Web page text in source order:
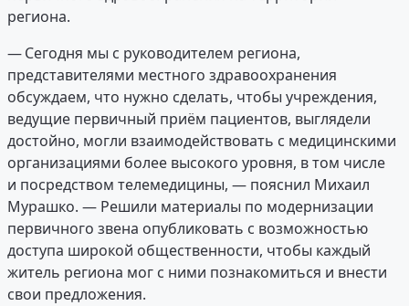
региона.
— Сегодня мы с руководителем региона,
представителями местного здравоохранения
обсуждаем, что нужно сделать, чтобы учреждения,
ведущие первичный приём пациентов, выглядели
достойно, могли взаимодействовать с медицинскими
организациями более высокого уровня, в том числе
и посредством телемедицины, — пояснил Михаил
Мурашко. — Решили материалы по модернизации
первичного звена опубликовать с возможностью
доступа широкой общественности, чтобы каждый
житель региона мог с ними познакомиться и внести
свои предложения.